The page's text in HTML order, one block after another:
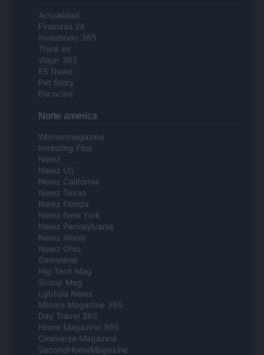
Actualidad
Finanzas 24
Investindo 365
Think.es
Viajar 365
ES Newz
Pet Story
Encocina
Norte america
Womanmagazine
Investing Plus
Newz
Newz US
Newz California
Newz Texas
Newz Florida
Newz New York
Newz Pennsylvania
Newz Illinois
Newz Ohio
Gameland
Hig Tech Mag
Scoop Mag
Lgbtqia News
Motors Magazine 365
Day Travel 365
Home Magazine 365
Cineverse Magazine
SecondHomeMagazine